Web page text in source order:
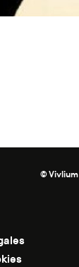
© Vivlium